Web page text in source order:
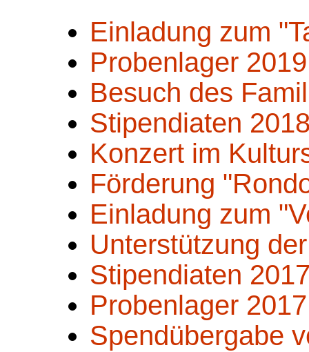
Einladung zum
Probenlager 2019
Besuch des
Stipendiaten
Konzert im
Förderung
Einladung zum
Unterstützung
Stipendiaten
Probenlager 2017
Spendübergabe